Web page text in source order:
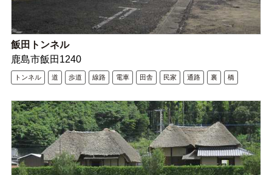
飯田トンネル
鹿島市飯田1240
トンネル 道 歩道 線路 電車 田舎 民家 通路 裏 橋